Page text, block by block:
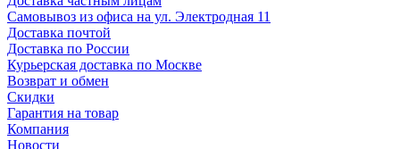
Самовывоз из офиса на ул. Электродная 11
Доставка почтой
Доставка по России
Курьерская доставка по Москве
Возврат и обмен
Скидки
Гарантия на товар
Компания
Новости